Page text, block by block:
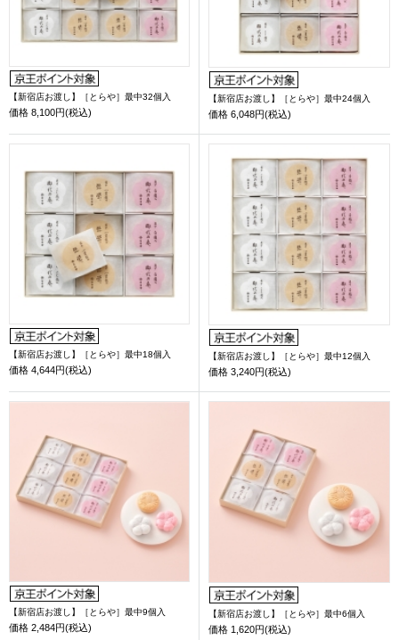
【新宿店お渡し】［とらや］最中32個入
価格 8,100円(税込)
【新宿店お渡し】［とらや］最中24個入
価格 6,048円(税込)
【新宿店お渡し】［とらや］最中18個入
価格 4,644円(税込)
【新宿店お渡し】［とらや］最中12個入
価格 3,240円(税込)
【新宿店お渡し】［とらや］最中9個入
価格 2,484円(税込)
【新宿店お渡し】［とらや］最中6個入
価格 1,620円(税込)